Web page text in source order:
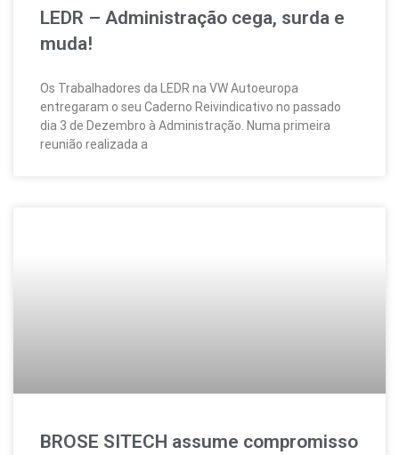
LEDR – Administração cega, surda e
muda!
Os Trabalhadores da LEDR na VW Autoeuropa
entregaram o seu Caderno Reivindicativo no passado
dia 3 de Dezembro à Administração. Numa primeira
reunião realizada a
BROSE SITECH assume compromisso